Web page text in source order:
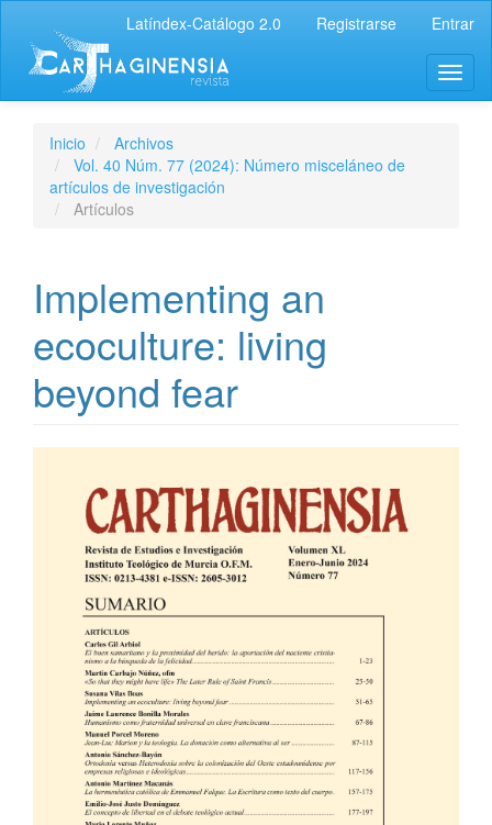
Latíndex-Catálogo 2.0 Registrarse Entrar
Inicio
Archivos
Vol. 40 Núm. 77 (2024): Número misceláneo de
artículos de investigación
Artículos
Implementing an
ecoculture: living
beyond fear